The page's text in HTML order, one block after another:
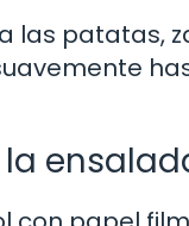
las patatas,
la